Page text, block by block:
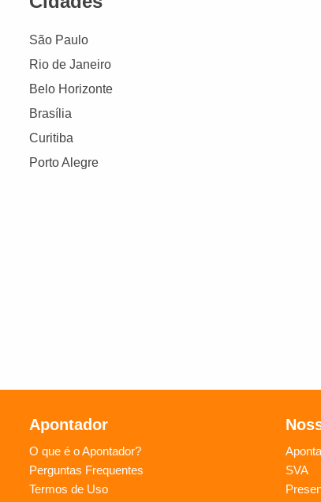
São Paulo
Rio de Janeiro
Belo Horizonte
Brasília
Curitiba
Porto Alegre
Apontador
O que é o Apontador?
Perguntas Frequentes
Termos de Uso
SVA